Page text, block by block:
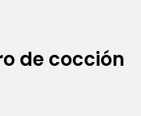
de cocción